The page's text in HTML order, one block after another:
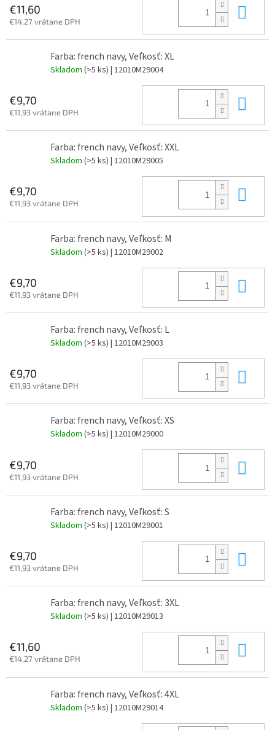
€11,60
€14,27 vrátane DPH
Farba: french navy, Veľkosť: XL
Skladom (>5 ks) | 12010M29004
€9,70
€11,93 vrátane DPH
Farba: french navy, Veľkosť: XXL
Skladom (>5 ks) | 12010M29005
€9,70
€11,93 vrátane DPH
Farba: french navy, Veľkosť: M
Skladom (>5 ks) | 12010M29002
€9,70
€11,93 vrátane DPH
Farba: french navy, Veľkosť: L
Skladom (>5 ks) | 12010M29003
€9,70
€11,93 vrátane DPH
Farba: french navy, Veľkosť: XS
Skladom (>5 ks) | 12010M29000
€9,70
€11,93 vrátane DPH
Farba: french navy, Veľkosť: S
Skladom (>5 ks) | 12010M29001
€9,70
€11,93 vrátane DPH
Farba: french navy, Veľkosť: 3XL
Skladom (>5 ks) | 12010M29013
€11,60
€14,27 vrátane DPH
Farba: french navy, Veľkosť: 4XL
Skladom (>5 ks) | 12010M29014